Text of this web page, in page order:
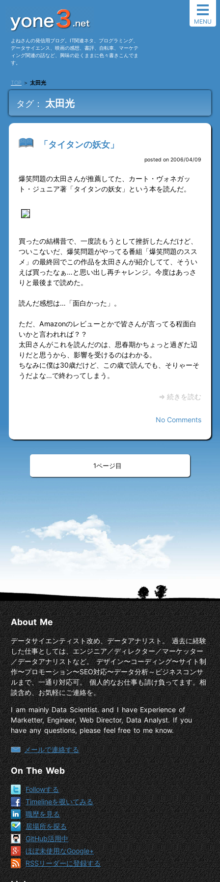
よねさんの発信用ブログ。IT関連ネタ、プログラミング、
データサイエンス、映画の感想、書評、自転車、マーケテ
ィング関連の話など、興味の赴くままに色々書きこんでま
す。
TOP ＞ 太田光
MENU
タグ： 太田光
「タイタンの妖女」
posted on 2006/04/09
爆笑問題の太田さんが推薦してた、カート・ヴォネガッ
ト・ジュニア著「タイタンの妖女」という本を読んだ。
買ったの結構昔で、一度読もうとして挫折したんだけど、
ついこないだ、爆笑問題がやってる番組「爆笑問題のスス
メ」の最終回でこの作品を太田さんが紹介してて、そうい
えば買ったなぁ…と思い出し再チャレンジ。今度はあっさ
りと最後まで読めた。
読んだ感想は…「面白かった」。
ただ、Amazonのレビューとかで皆さんが言ってる程面白
いかと言われれば？？
太田さんがこれを読んだのは、思春期かちょっと過ぎた辺
りだと思うから、影響を受けるのはわかる。
ちなみに僕は30歳だけど、この歳で読んでも、そりゃーそ
うだよな…で終わってしまう。
⇒ 続きを読む
No Comments
1
About Me
データサイエンティスト改め、データアナリスト。 過去に経験
した仕事としては、エンジニア／ディレクター／マーケッター
／データアナリストなど。 デザイン〜コーディング〜サイト制
作〜プロモーション〜SEO対応〜データ分析～ビジネスコンサ
ルまで、一通り対応可。 個人的なお仕事も請け負ってます。相
談含め、お気軽にご連絡を。
I am mainly Data Scientist. and I have Experience of
Marketter, Engineer, Web Director, Data Analyst. If you
have any questions, please feel free to me know.
メールで連絡する
On The Web
Followする
Timelineを覗いてみる
職歴を見る
居場所を探る
GitHub活用中
ほぼ未使用なGoogle+
RSSリーダーに登録する